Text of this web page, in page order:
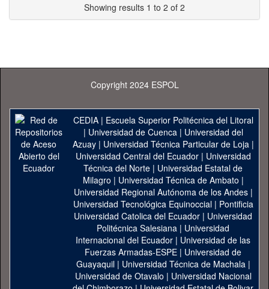
Showing results 1 to 2 of 2
Copyright 2024 ESPOL
CEDIA| Escuela Superior Politécnica del Litoral
| Universidad de Cuenca| Universidad del
Azuay| Universidad Técnica Particular de Loja|
Universidad Central del Ecuador| Universidad
Técnica del Norte | Universidad Estatal de
Milagro | Universidad Técnica de Ambato |
Universidad Regional Autónoma de los Andes|
Universidad Tecnológica Equinoccial| Pontificia
Universidad Catolica del Ecuador | Universidad
Politécnica Salesiana | Universidad
Internacional del Ecuador | Universidad de las
Fuerzas Armadas-ESPE | Universidad de
Guayaquil| Universidad Técnica de Machala|
Universidad de Otavalo | Universidad Nacional